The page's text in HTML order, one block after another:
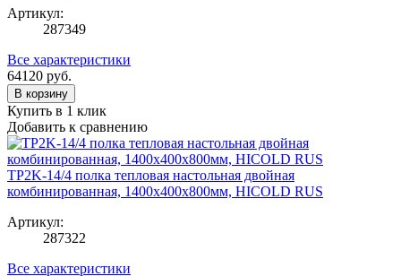
Артикул:
287349
Все характеристики
64120 руб.
В корзину
Купить в 1 клик
Добавить к сравнению
TP2K-14/4 полка тепловая настольная двойная
комбинированная, 1400х400х800мм, HICOLD RUS
Артикул:
287322
Все характеристики